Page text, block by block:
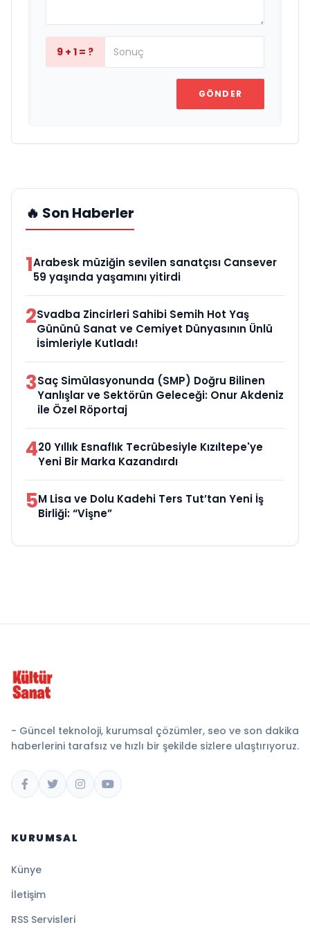
9 + 1 = ?
GÖNDER
🔥 Son Haberler
1Arabesk müziğin sevilen sanatçısı Cansever
59 yaşında yaşamını yitirdi
2Svadba Zincirleri Sahibi Semih Hot Yaş
Gününü Sanat ve Cemiyet Dünyasının Ünlü
İsimleriyle Kutladı!
3Saç Simülasyonunda (SMP) Doğru Bilinen
Yanlışlar ve Sektörün Geleceği: Onur Akdeniz
ile Özel Röportaj
420 Yıllık Esnaflık Tecrübesiyle Kızıltepe'ye
Yeni Bir Marka Kazandırdı
5M Lisa ve Dolu Kadehi Ters Tut’tan Yeni İş
Birliği: “Vişne”
- Güncel teknoloji, kurumsal çözümler, seo ve son dakika
haberlerini tarafsız ve hızlı bir şekilde sizlere ulaştırıyoruz.
KURUMSAL
Künye
İletişim
RSS Servisleri